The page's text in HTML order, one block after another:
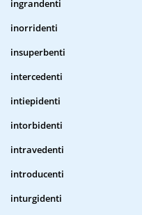
ingrandenti
inorridenti
insuperbenti
intercedenti
intiepidenti
intorbidenti
intravedenti
introducenti
inturgidenti